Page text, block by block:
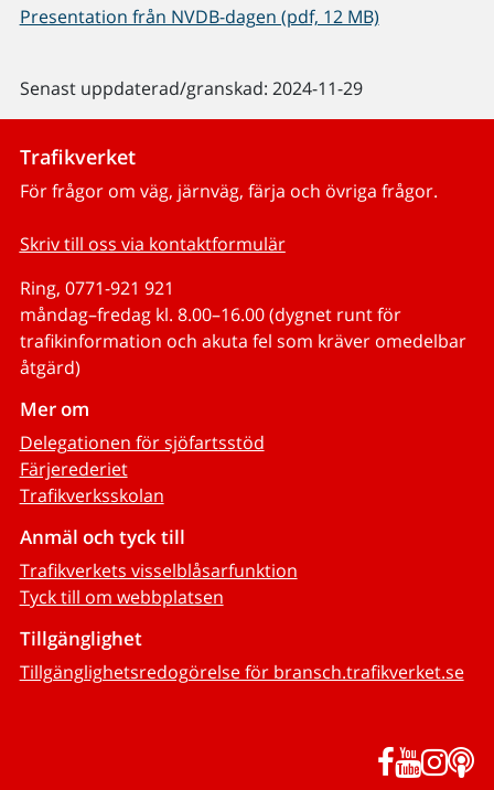
Presentation från NVDB-dagen (pdf, 12 MB)
Senast uppdaterad/granskad: 2024-11-29
Trafikverket
För frågor om väg, järnväg, färja och övriga frågor.
Skriv till oss via kontaktformulär
Ring, 0771-921 921
måndag–fredag kl. 8.00–16.00 (dygnet runt för
trafikinformation och akuta fel som kräver omedelbar
åtgärd)
Mer om
Delegationen för sjöfartsstöd
Färjerederiet
Trafikverksskolan
Anmäl och tyck till
Trafikverkets visselblåsarfunktion
Tyck till om webbplatsen
Tillgänglighet
Tillgänglighetsredogörelse för bransch.trafikverket.se
Facebook
YouTube